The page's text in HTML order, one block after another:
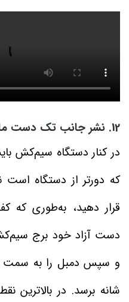
12. نشر جانب تک دست مایل
در کنار دستگاه سیم‌کش
که دورتر از دستگاه است
قرار دهید، به‌طوری که
دست آزاد خود برج
و سپس دمبل را به سمت
شانه برسد. در بالاترین